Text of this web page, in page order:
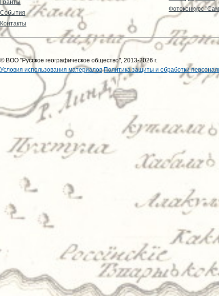
Гранты
События
Контакты
Фотоконкурс
© ВОО "Русское географическое общество", 2013-2026 г.
Условия использования материалов Политика защиты и обработки